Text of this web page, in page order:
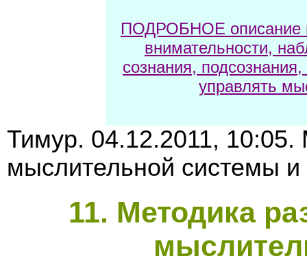
ПОДРОБНОЕ описание
внимательности,
сознания,
управлять
Тимур. 04.12.2011, 10:05.
мыслительной системы
11. Методика